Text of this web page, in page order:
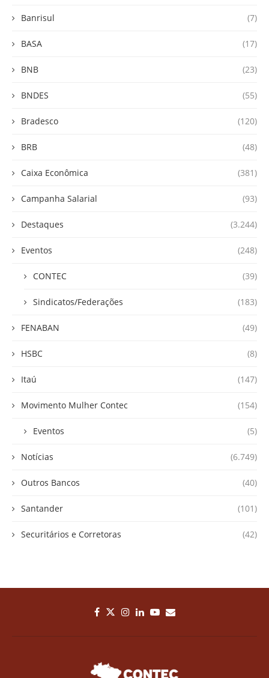
Banrisul (7)
BASA (17)
BNB (23)
BNDES (55)
Bradesco (120)
BRB (48)
Caixa Econômica (381)
Campanha Salarial (93)
Destaques (3.244)
Eventos (248)
CONTEC (39)
Sindicatos/Federações (183)
FENABAN (49)
HSBC (8)
Itaú (147)
Movimento Mulher Contec (154)
Eventos (5)
Notícias (6.749)
Outros Bancos (40)
Santander (101)
Securitários e Corretoras (42)